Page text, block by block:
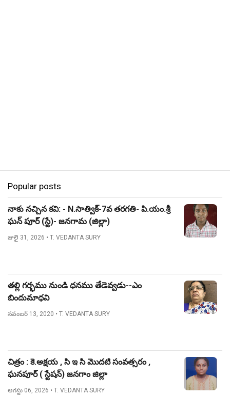
Popular posts
నాకు నచ్చిన కవి: - N.సాత్విక్-7వ తరగతి- పి.యం.శ్రీ
ఘన్ పూర్ (స్టే)- జనగామ (జిల్లా)
జులై 31, 2026 • T. VEDANTA SURY
తల్లి గర్భము నుండి ధనము తేడెవ్వడు--ఎం
బిందుమాధవి
నవంబర్ 13, 2020 • T. VEDANTA SURY
చిత్రం : కె.అక్షయ , సి ఇ సి మొదటి సంవత్సరం ,
ఘనపూర్ ( స్టేషన్) జనగాం జిల్లా
ఆగస్టు 06, 2026 • T. VEDANTA SURY